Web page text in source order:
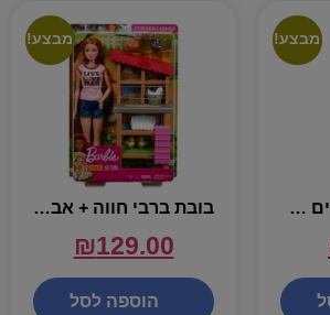
מבצע!
בובת ברבי בבגד ים כחול – BARBIE
מבצע!
בובת ברבי חווה + אביזרים
₪129.00
הוספה לסל